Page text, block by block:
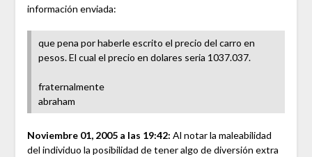
información enviada:
que pena por haberle escrito el precio del carro en
pesos. El cual el precio en dolares seria 1037.037.
fraternalmente
abraham
Noviembre 01, 2005 a las 19:42: Al notar la maleabilidad
del individuo la posibilidad de tener algo de diversión extra